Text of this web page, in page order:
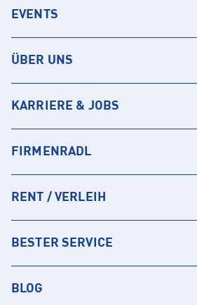
EVENTS
ÜBER UNS
KARRIERE & JOBS
FIRMENRADL
RENT / VERLEIH
BESTER SERVICE
BLOG